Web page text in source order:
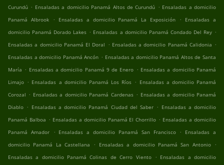
Curundú . Ensaladas a domicilio Panamá Altos de Curundú . Ensaladas a domicilio
Panamá Albrook
. Ensaladas a domicilio Panamá La Exposición .
Ensaladas a
domicilio Panamá Dorado Lakes . Ensaladas a domicilio Panamá Condado Del Rey .
Ensaladas a domicilio Panamá El Doral . Ensaladas a domicilio Panamá Calidonia .
Ensaladas a domicilio Panamá Ancón . Ensaladas a domicilio Panamá Altos de Santa
María . Ensaladas a domicilio Panamá 9 de Enero . Ensaladas a domicilio Panamá
Limajo . Ensaladas a domicilio Panamá Los Ríos . Ensaladas a domicilio Panamá
Corozal . Ensaladas a domicilio Panamá Cardenas . Ensaladas a domicilio Panamá
Diablo . Ensaladas a domicilio Panamá Ciudad del Saber . Ensaladas a domicilio
Panamá Balboa . Ensaladas a domicilio Panamá El Chorrillo . Ensaladas a domicilio
Panamá Amador
. Ensaladas a domicilio Panamá San Francisco .
Ensaladas a
domicilio Panamá La Castellana
. Ensaladas a domicilio Panamá San Antonio .
Ensaladas a domicilio Panamá Colinas de Cerro Viento
. Ensaladas a domicilio